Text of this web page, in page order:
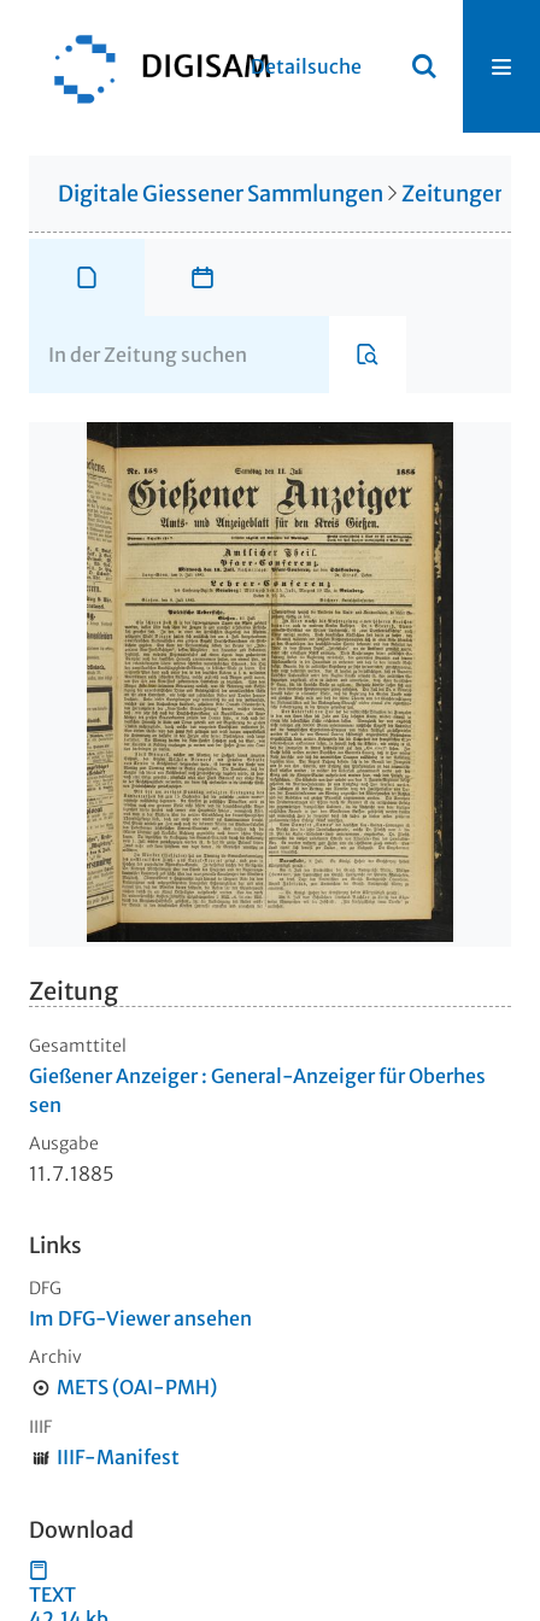
Detailsuche
Digitale Giessener Sammlungen Zeitungen
Zeitung
Gesamttitel
Gießener Anzeiger : General-Anzeiger für Oberhes
sen
Ausgabe
11.7.1885
Links
DFG
Im DFG-Viewer ansehen
Archiv
METS (OAI-PMH)
IIIF
IIIF-Manifest
Download
TEXT